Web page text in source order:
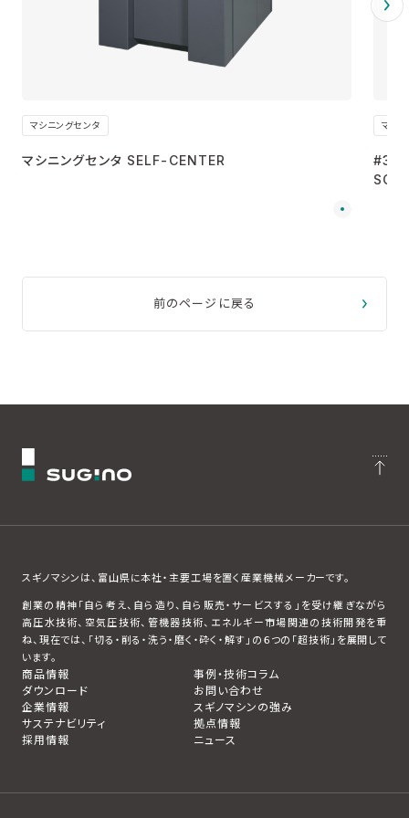
マシニングセンタ
マシニングセンタ SELF-CENTER
マシ
#30
SC-
前のページに戻る
スギノマシンは、富山県に本社・主要工場を置く産業機械メーカーです。
創業の精神「自ら考え、自ら造り、自ら販売・サービスする」を受け継ぎながら
高圧水技術、空気圧技術、管機器技術、エネルギー市場関連の技術開発を重
ね、現在では、「切る・削る・洗う・磨く・砕く・解す」の６つの「超技術」を展開して
います。
商品情報
事例・技術コラム
ダウンロード
お問い合わせ
企業情報
スギノマシンの強み
サステナビリティ
拠点情報
採用情報
ニュース